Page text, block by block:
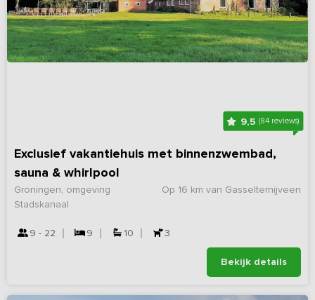
9,5(84 reviews)
Exclusief vakantiehuis met binnenzwembad,
sauna & whirlpool
Op 16 km van Gasselternijveen
Groningen, omgeving
Stadskanaal
9 - 22 9 10 3
Bekijk details